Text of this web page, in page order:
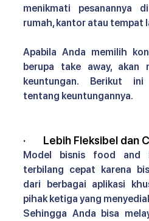
menikmati pesanannya
rumah, kantor atau tempat
Apabila Anda memilih
berupa take away, akan
keuntungan. Berikut ini
tentang keuntungannya.
· Lebih Fleksibel dan
Model bisnis food and
terbilang cepat karena
dari berbagai aplikasi
pihak ketiga yang
Sehingga Anda bisa